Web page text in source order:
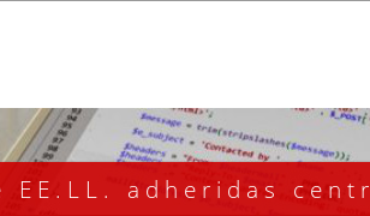
adheridas